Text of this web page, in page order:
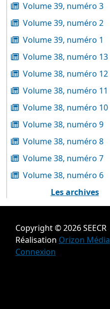
Volume 39, numéro 3
Volume 39, numéro 2
Volume 39, numéro 1
Volume 38, numéro 13
Volume 38, numéro 12
Volume 38, numéro 11
Volume 38, numéro 10
Volume 38, numéro 9
Volume 38, numéro 8
Volume 38, numéro 7
Volume 38, numéro 6
Les archives
Copyright © 2026 SEECR
Réalisation Orizon Média
Connexion